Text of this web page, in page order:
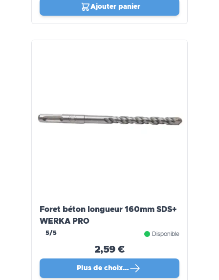
Ajouter panier
Foret béton longueur 160mm SDS+
WERKA PRO
5/5 Disponible
2,59 €
Plus de choix…